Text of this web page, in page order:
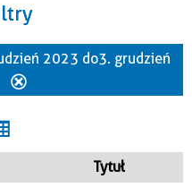
2023 do 3. grudzień
Tytuł